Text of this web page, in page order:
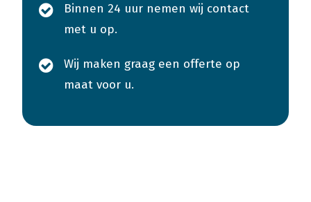
Binnen 24 uur nemen wij contact
met u op.
Wij maken graag een offerte op
maat voor u.